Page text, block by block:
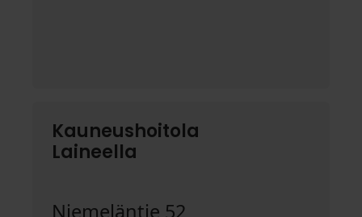
Kauneushoitola
Laineella
Niemeläntie 52